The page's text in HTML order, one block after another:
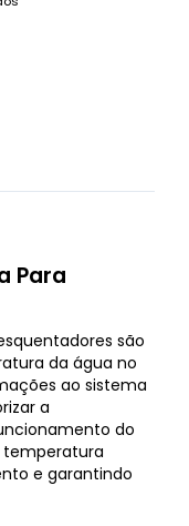
Para
são
da água no
ao sistema
a
do
e garantindo